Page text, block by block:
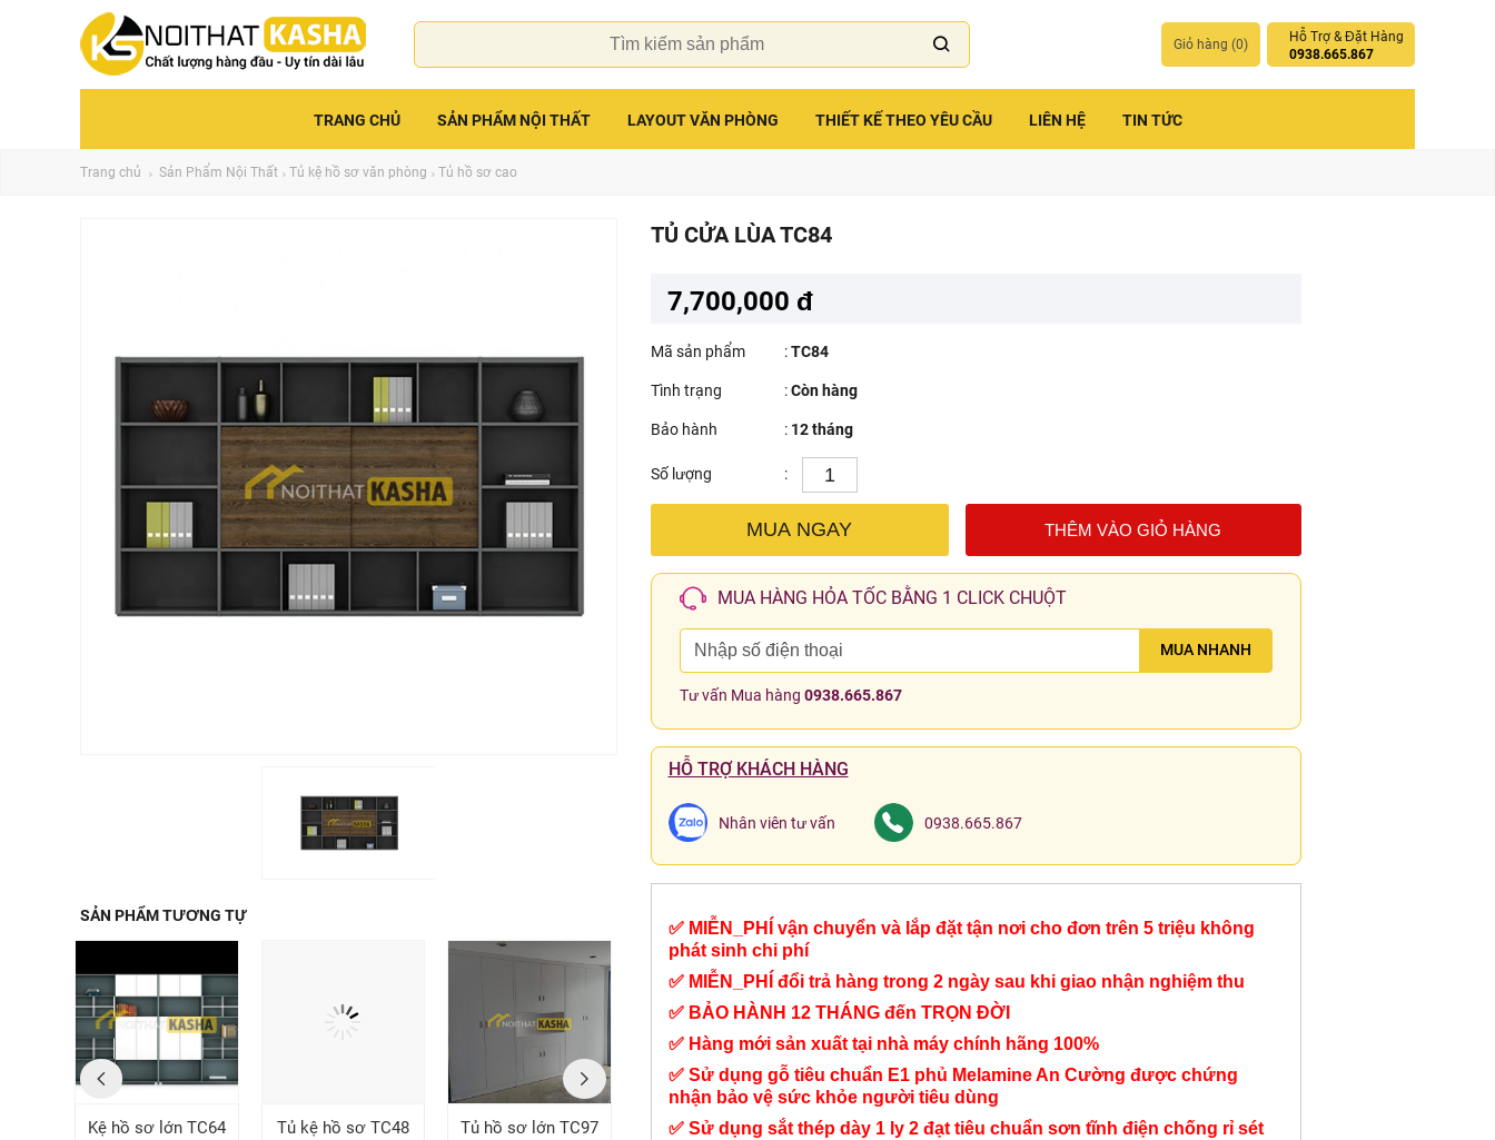
Giỏ hàng (0)
Hỗ Trợ & Đặt Hàng
0938.665.867
TRANG CHỦ SẢN PHẨM NỘI THẤT LAYOUT VĂN PHÒNG THIẾT KẾ THEO YÊU CẦU LIÊN HỆ TIN TỨC
Trang chủ Sản Phẩm Nội Thất Tủ kệ hồ sơ văn phòng Tủ hồ sơ cao
SẢN PHẨM TƯƠNG TỰ
Kệ hồ sơ lớn TC64 Tủ kệ hồ sơ TC48 Tủ hồ sơ lớn TC97
Tủ hồ sơ cánh cửa
Tủ hồ sơ lớn 4 tầng
Tủ hồ sơ văn phòng
Tủ hồ sơ liền kệ lớn
TỦ CỬA LÙA TC84
7,700,000 đ
Mã sản phẩm :TC84
Tình trạng :Còn hàng
Bảo hành : 12 tháng
Số lượng :
MUA NGAY THÊM VÀO GIỎ HÀNG
MUA HÀNG HỎA TỐC BẰNG 1 CLICK CHUỘT
MUA NHANH
Tư vấn Mua hàng 0938.665.867
HỖ TRỢ KHÁCH HÀNG
Nhân viên tư vấn 0938.665.867
✅ MIỄN_PHÍ vận chuyển và lắp đặt tận nơi cho đơn trên 5 triệu không
phát sinh chi phí
✅ MIỄN_PHÍ đổi trả hàng trong 2 ngày sau khi giao nhận nghiệm thu
✅ BẢO HÀNH 12 THÁNG đến TRỌN ĐỜI
✅ Hàng mới sản xuất tại nhà máy chính hãng 100%
✅ Sử dụng gỗ tiêu chuẩn E1 phủ Melamine An Cường được chứng
nhận bảo vệ sức khỏe người tiêu dùng
✅ Sử dụng sắt thép dày 1 ly 2 đạt tiêu chuẩn sơn tĩnh điện chống rỉ sét